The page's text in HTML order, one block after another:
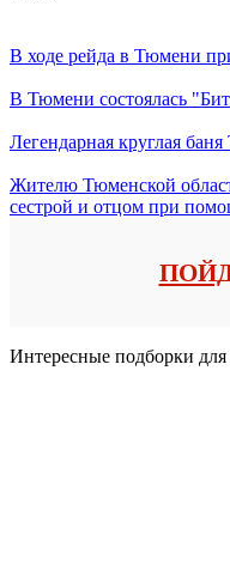
В ходе рейда в Тюмени
В Тюмени состоялась
Легендарная круглая
Жителю Тюменской
сестрой и отцом при
Интересные подборки для